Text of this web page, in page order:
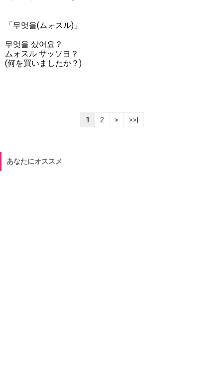
「무엇을(ムォスル)」
무엇을 샀어요？
ムォスル サッソヨ？
(何を買いましたか？)
1 2 > >>|
あなたにオススメ